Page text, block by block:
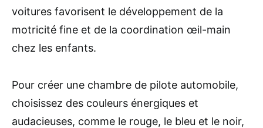
voitures favorisent le développement de la
motricité fine et de la coordination œil-main
chez les enfants.
Pour créer une chambre de pilote automobile,
choisissez des couleurs énergiques et
audacieuses, comme le rouge, le bleu et le noir,